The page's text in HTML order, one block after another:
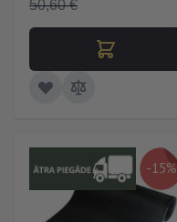
50,60 €
-15%